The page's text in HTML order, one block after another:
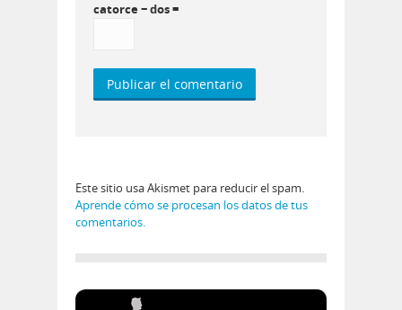
catorce − dos =
Este sitio usa Akismet para reducir el spam.
Aprende cómo se procesan los datos de tus
comentarios.